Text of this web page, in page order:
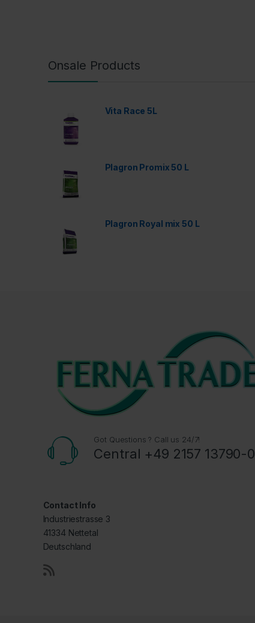
Onsale Products
Vita Race 5L
Plagron Promix 50 L
Plagron Royal mix 50 L
Got Questions ? Call us 24/7!
Central +49 2157 13790-0
Contact Info
Industriestrasse 3
41334 Nettetal
Deutschland